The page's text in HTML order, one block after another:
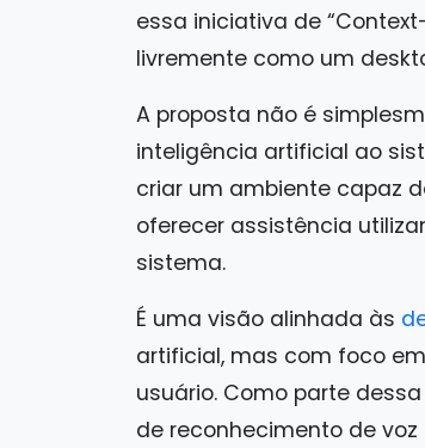
essa iniciativa de
livremente como um
A proposta não é
inteligência artificial ao
criar um ambiente capaz
oferecer assistência
sistema.
É uma visão alinhada às
artificial, mas com foco
usuário. Como parte
de reconhecimento de